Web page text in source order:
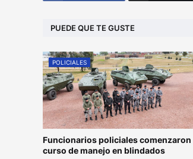
PUEDE QUE TE GUSTE
POLICIALES
Funcionarios policiales comenzaron
curso de manejo en blindados